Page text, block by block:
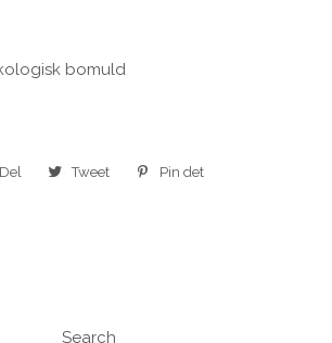
bomuld
Del
Del
Tweet
Tweet
Pin det
Search